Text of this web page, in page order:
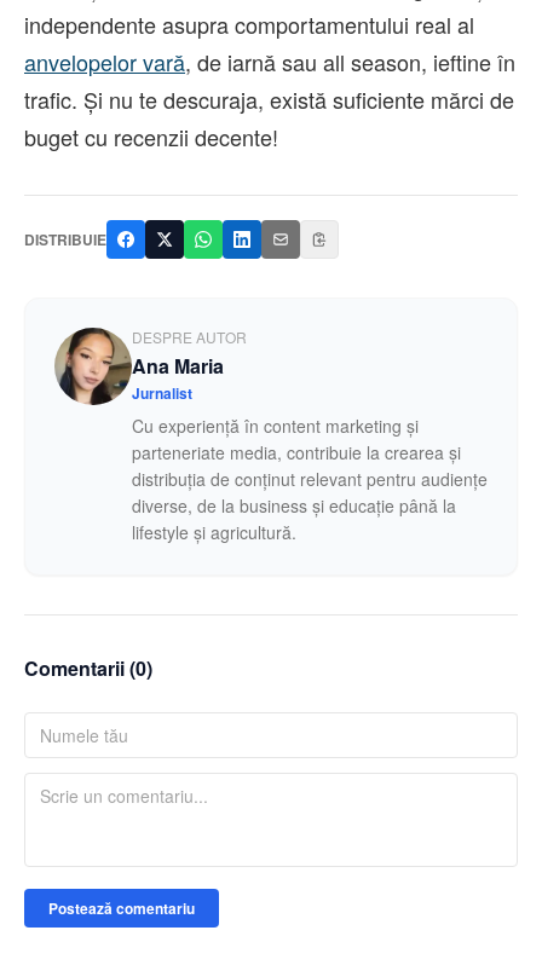
independente asupra comportamentului real al
anvelopelor vară, de iarnă sau all season, ieftine în
trafic. Și nu te descuraja, există suficiente mărci de
buget cu recenzii decente!
DISTRIBUIE
DESPRE AUTOR
Ana Maria
Jurnalist
Cu experiență în content marketing și
parteneriate media, contribuie la crearea și
distribuția de conținut relevant pentru audiențe
diverse, de la business și educație până la
lifestyle și agricultură.
Comentarii (0)
Postează comentariu